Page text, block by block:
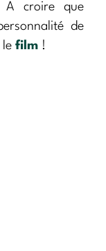
A croire que
de
le film !